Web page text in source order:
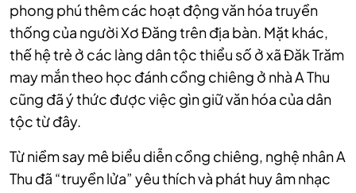
phong phú thêm các hoạt động văn hóa truyền
thống của người Xơ Đăng trên địa bàn. Mặt khác,
thế hệ trẻ ở các làng dân tộc thiểu số ở xã Đăk Trăm
may mắn theo học đánh cồng chiêng ở nhà A Thu
cũng đã ý thức được việc gìn giữ văn hóa của dân
tộc từ đây.
Từ niềm say mê biểu diễn cồng chiêng, nghệ nhân A
Thu đã “truyền lửa” yêu thích và phát huy âm nhạc